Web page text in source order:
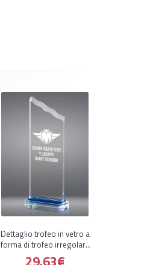
Dettaglio trofeo in vetro a
forma di trofeo irregolare
blu